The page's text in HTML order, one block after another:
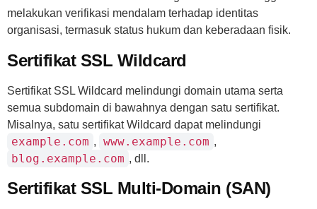
melakukan verifikasi mendalam terhadap identitas
organisasi, termasuk status hukum dan keberadaan fisik.
Sertifikat SSL Wildcard
Sertifikat SSL Wildcard melindungi domain utama serta
semua subdomain di bawahnya dengan satu sertifikat.
Misalnya, satu sertifikat Wildcard dapat melindungi
example.com , www.example.com ,
blog.example.com , dll.
Sertifikat SSL Multi-Domain (SAN)